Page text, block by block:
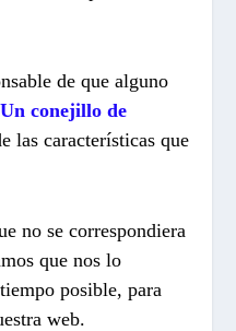
de que alguno
Un conejillo de
las características que
no se correspondiera
que nos lo
posible, para
web.